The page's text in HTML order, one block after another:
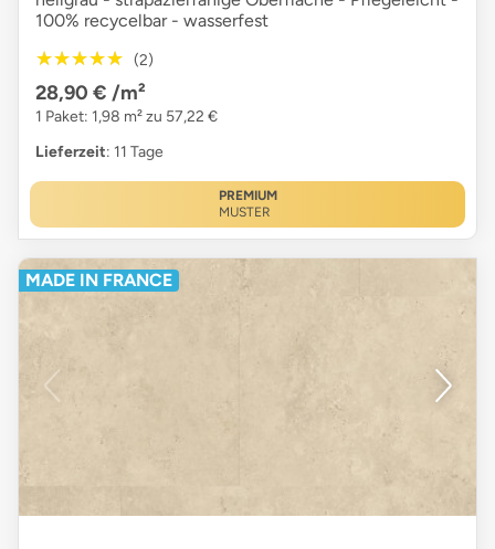
100% recycelbar - wasserfest
★★★★★
★★★★★ (2)
28,90 € /m²
1 Paket: 1,98 m² zu 57,22 €
Lieferzeit: 11 Tage
PREMIUM
MUSTER
MADE IN FRANCE